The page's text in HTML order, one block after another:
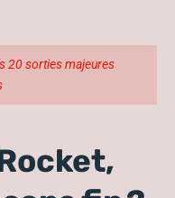
20 sorties majeures